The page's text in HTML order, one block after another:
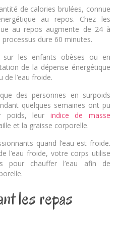
de calories brulées, connue
au repos. Chez les
au repos augmente de 24 à
processus dure 60 minutes.
les enfants obèses ou en
de la dépense énergétique
de l’eau froide.
des personnes en surpoids
quelques semaines ont pu
poids, leur indice de masse
et la graisse corporelle.
quand l’eau est froide.
l’eau froide, votre corps utilise
pour chauffer l’eau afin de
les repas